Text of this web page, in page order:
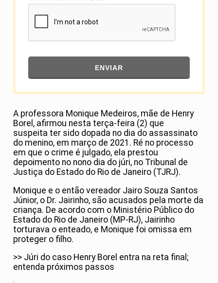
ENVIAR
A professora Monique Medeiros, mãe de Henry
Borel, afirmou nesta terça-feira (2) que
suspeita ter sido dopada no dia do assassinato
do menino, em março de 2021. Ré no processo
em que o crime é julgado, ela prestou
depoimento no nono dia do júri, no Tribunal de
Justiça do Estado do Rio de Janeiro (TJRJ).
Monique e o então vereador Jairo Souza Santos
Júnior, o Dr. Jairinho, são acusados pela morte da
criança. De acordo com o Ministério Público do
Estado do Rio de Janeiro (MP-RJ), Jairinho
torturava o enteado, e Monique foi omissa em
proteger o filho.
>> Júri do caso Henry Borel entra na reta final;
entenda próximos passos